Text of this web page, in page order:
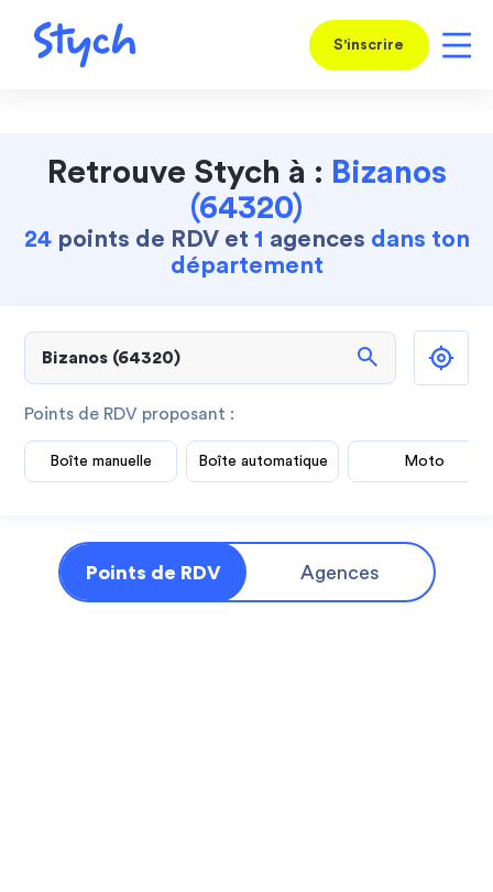
S'inscrire
Retrouve Stych à : Bizanos
(64320)
24points de RDV et 1 agences dans ton
département
search
Points de RDV proposant :
Boîte manuelle Boîte automatique Moto
Points de RDV Agences